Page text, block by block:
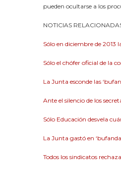
pueden ocultarse a los
NOTICIAS
Sólo en diciembre de 2013
Sólo el chófer oficial de la
La Junta esconde las
Ante el silencio de los
Sólo Educación desvela
La Junta gastó en
Todos los sindicatos